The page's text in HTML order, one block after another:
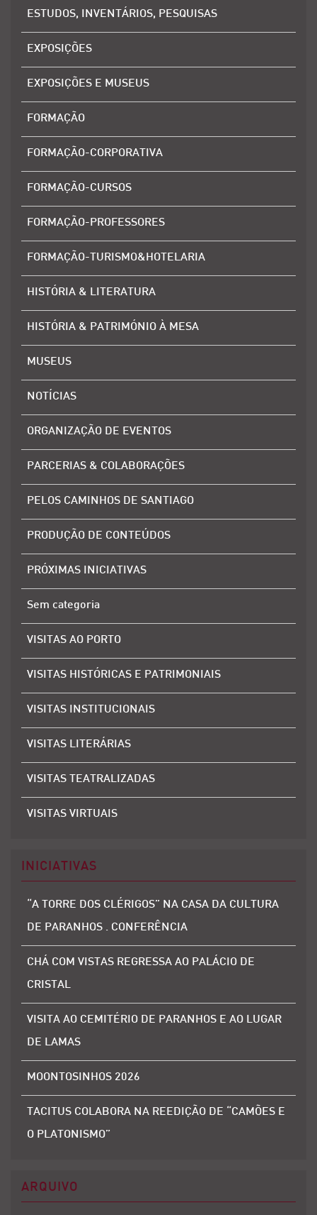
ESTUDOS, INVENTÁRIOS, PESQUISAS
EXPOSIÇÕES
EXPOSIÇÕES E MUSEUS
FORMAÇÃO
FORMAÇÃO-CORPORATIVA
FORMAÇÃO-CURSOS
FORMAÇÃO-PROFESSORES
FORMAÇÃO-TURISMO&HOTELARIA
HISTÓRIA & LITERATURA
HISTÓRIA & PATRIMÓNIO À MESA
MUSEUS
NOTÍCIAS
ORGANIZAÇÃO DE EVENTOS
PARCERIAS & COLABORAÇÕES
PELOS CAMINHOS DE SANTIAGO
PRODUÇÃO DE CONTEÚDOS
PRÓXIMAS INICIATIVAS
Sem categoria
VISITAS AO PORTO
VISITAS HISTÓRICAS E PATRIMONIAIS
VISITAS INSTITUCIONAIS
VISITAS LITERÁRIAS
VISITAS TEATRALIZADAS
VISITAS VIRTUAIS
INICIATIVAS
“A TORRE DOS CLÉRIGOS” NA CASA DA CULTURA
DE PARANHOS . CONFERÊNCIA
CHÁ COM VISTAS REGRESSA AO PALÁCIO DE
CRISTAL
VISITA AO CEMITÉRIO DE PARANHOS E AO LUGAR
DE LAMAS
MOONTOSINHOS 2026
TACITUS COLABORA NA REEDIÇÃO DE “CAMÕES E
O PLATONISMO”
ARQUIVO